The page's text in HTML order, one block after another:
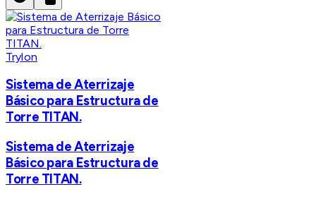
Trylon
Sistema de Aterrizaje
Básico para Estructura de
Torre TITAN.
Sistema de Aterrizaje
Básico para Estructura de
Torre TITAN.